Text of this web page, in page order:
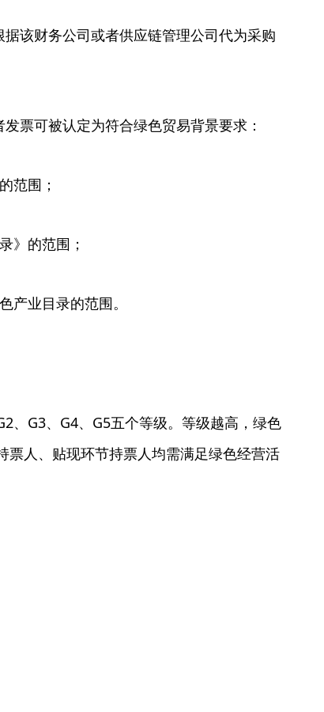
该财务公司或者供应链管理公司代为采购
票可被认定为符合绿色贸易背景要求：
范围；
》的范围；
产业目录的范围。
、G3、G4、G5五个等级。等级越高，绿色
票人、贴现环节持票人均需满足绿色经营活